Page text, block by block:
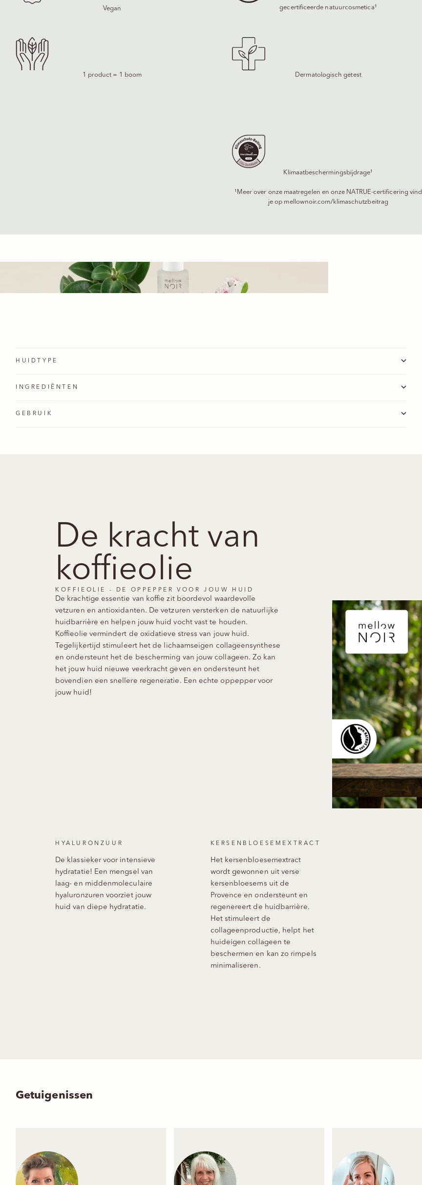
Vegan gecertificeerde natuurcosmetica¹
1 product = 1 boom Dermatologisch getest
Klimaatbeschermingsbijdrage¹
¹Meer over onze maatregelen en onze NATRUE-certificering vind
je op mellownoir.com/klimaschutzbeitrag
HUIDTYPE
INGREDIËNTEN
GEBRUIK
HYALURONZUUR
De klassieker voor intensieve
hydratatie! Een mengsel van
laag- en middenmoleculaire
hyaluronzuren voorziet jouw
huid van diepe hydratatie.
KERSENBLOESEMEXTRACT
Het kersenbloesemextract
wordt gewonnen uit verse
kersenbloesems uit de
Provence en ondersteunt en
regenereert de huidbarrière.
Het stimuleert de
collageenproductie, helpt het
huideigen collageen te
beschermen en kan zo rimpels
minimaliseren.
De kracht van
koffieolie
KOFFIEOLIE - DE OPPEPPER VOOR JOUW HUID
De krachtige essentie van koffie zit boordevol waardevolle
vetzuren en antioxidanten. De vetzuren versterken de natuurlijke
huidbarrière en helpen jouw huid vocht vast te houden.
Koffieolie vermindert de oxidatieve stress van jouw huid.
Tegelijkertijd stimuleert het de lichaamseigen collageensynthese
en ondersteunt het de bescherming van jouw collageen. Zo kan
het jouw huid nieuwe veerkracht geven en ondersteunt het
bovendien een snellere regeneratie. Een echte oppepper voor
jouw huid!
Getuigenissen